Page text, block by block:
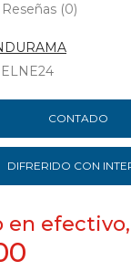
Reseñas (0)
IELNE24
CONTADO
DIFRERIDO CON
en